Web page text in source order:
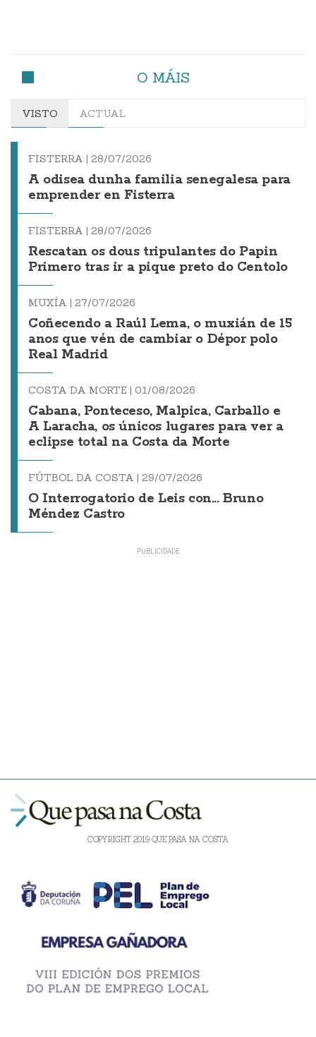
O MÁIS
VISTO ACTUAL
FISTERRA | 28/07/2026
A odisea dunha familia senegalesa para
emprender en Fisterra
FISTERRA | 28/07/2026
Rescatan os dous tripulantes do Papin
Primero tras ir a pique preto do Centolo
MUXÍA | 27/07/2026
Coñecendo a Raúl Lema, o muxián de 15
anos que vén de cambiar o Dépor polo
Real Madrid
COSTA DA MORTE | 01/08/2026
Cabana, Ponteceso, Malpica, Carballo e
A Laracha, os únicos lugares para ver a
eclipse total na Costa da Morte
FÚTBOL DA COSTA | 29/07/2026
O Interrogatorio de Leis con... Bruno
Méndez Castro
COPYRIGHT 2019 QUE PASA NA COSTA